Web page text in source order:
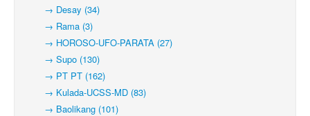
→ Desay (34)
→ Rama (3)
→ HOROSO-UFO-PARATA (27)
→ Supo (130)
→ PT PT (162)
→ Kulada-UCSS-MD (83)
→ Baolikang (101)